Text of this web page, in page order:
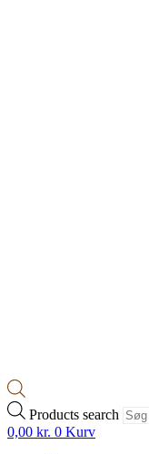
Products search
0,00 kr. 0 Kurv